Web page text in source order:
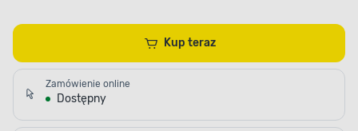
Kup teraz
Zamówienie online
Dostępny